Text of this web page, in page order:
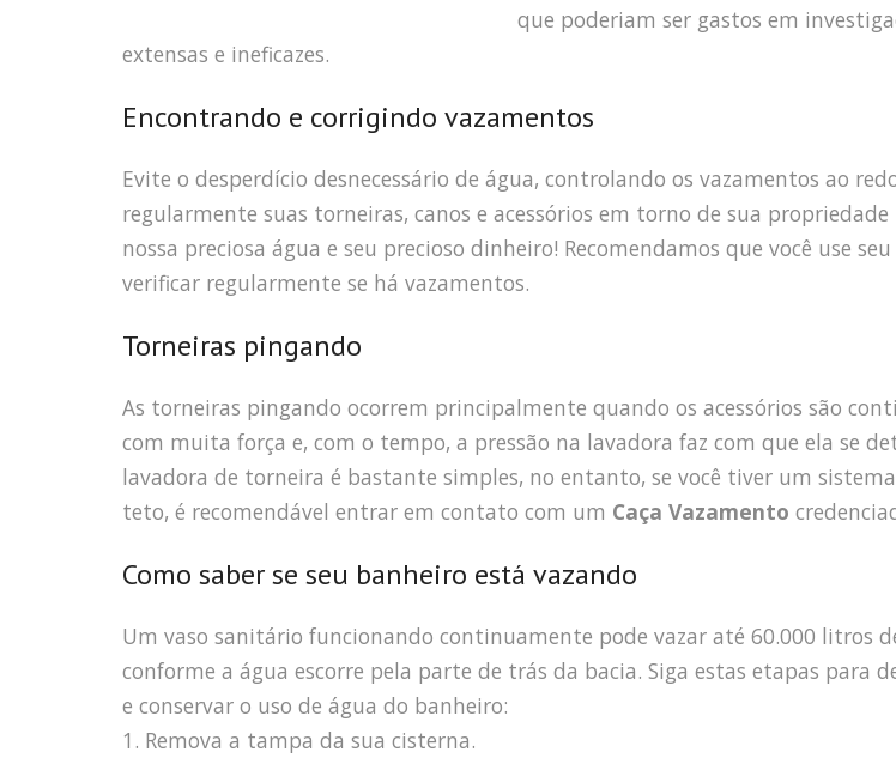
que poderiam ser gastos em
extensas e ineficazes.
Encontrando e corrigindo vazamentos
Evite o desperdício desnecessário de água, controlando os vazamentos ao
regularmente suas torneiras, canos e acessórios em torno de sua
nossa preciosa água e seu precioso dinheiro! Recomendamos que você use
verificar regularmente se há vazamentos.
Torneiras pingando
As torneiras pingando ocorrem principalmente quando os acessórios são
com muita força e, com o tempo, a pressão na lavadora faz com que ela se
lavadora de torneira é bastante simples, no entanto, se você tiver um
teto, é recomendável entrar em contato com um Caça Vazamento
Como saber se seu banheiro está vazando
Um vaso sanitário funcionando continuamente pode vazar até 60.000 litros
conforme a água escorre pela parte de trás da bacia. Siga estas etapas para
e conservar o uso de água do banheiro:
1. Remova a tampa da sua cisterna.